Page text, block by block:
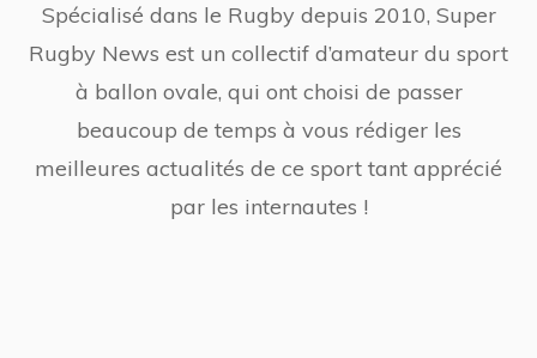
Spécialisé dans le Rugby depuis 2010, Super
Rugby News est un collectif d’amateur du sport
à ballon ovale, qui ont choisi de passer
beaucoup de temps à vous rédiger les
meilleures actualités de ce sport tant apprécié
par les internautes !